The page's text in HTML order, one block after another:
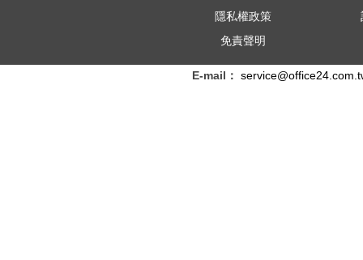
隱私權政策
免責聲明
E-mail：